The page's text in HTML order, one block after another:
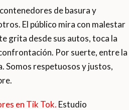
de basura y
El público mira con malestar
grita desde sus autos, toca la
Por suerte, entre la
Somos respetuosos y justos,
en Tik Tok. Estudio